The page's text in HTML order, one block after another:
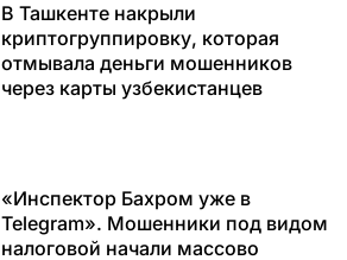
В Ташкенте накрыли
криптогруппировку, которая
отмывала деньги мошенников
через карты узбекистанцев
«Инспектор Бахром уже в
Telegram». Мошенники под видом
налоговой начали массово